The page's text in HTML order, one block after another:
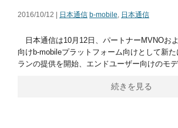
2016/10/12 | 日本通信 b-mobile, 日本通信
日本通信は10月12日、パートナーMVNOお
向けb-mobileプラットフォーム向けとして新
ランの提供を開始、エンドユーザー向けのモ
続きを見る